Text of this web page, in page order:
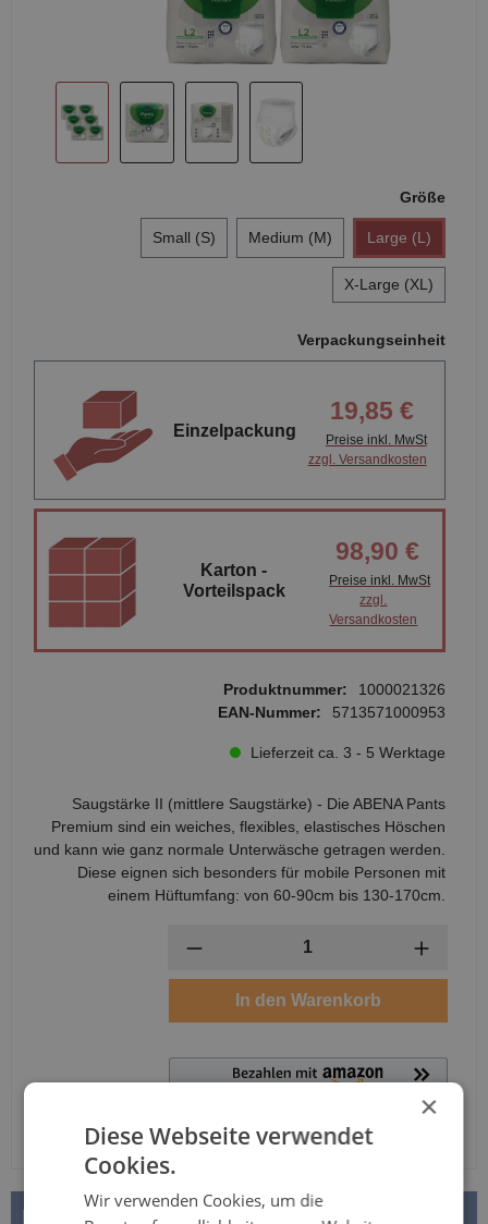
Produktnummer:
1000021326
EAN-Nummer:
5713571000953
Lieferzeit ca. 3 - 5 Werktage
Saugstärke II (mittlere Saugstärke) - Die ABENA Pants
Premium sind ein weiches, flexibles, elastisches Höschen
und kann wie ganz normale Unterwäsche getragen werden.
Diese eignen sich besonders für mobile Personen mit
einem Hüftumfang: von 60-90cm bis 130-170cm.
Verpackungseinheit
Einzelpackung
19,85 €
Preise inkl. MwSt
zzgl. Versandkosten
Karton -
Vorteilspack
98,90 €
Preise inkl. MwSt
zzgl.
Versandkosten
Größe
Small (S) Medium (M) Large (L)
X-Large (XL)
In den Warenkorb
BESCHREIBUNG
×
Diese Webseite verwendet
Cookies.
Wir verwenden Cookies, um die